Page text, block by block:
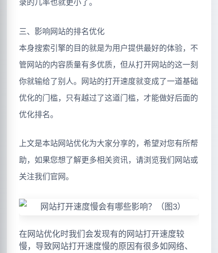
录的几率也就更小了。
三、影响网站的排名优化
本身搜索引擎的目的就是为用户提供最好的体验，不
管网站的内容质量有多优质，但从打开网站的这一刻
你就输给了别人。网站的打开速度就变成了一道基础
优化的门槛，只有越过了这道门槛，才能做好后面的
优化排名。
上文是本站网站优化为大家分享的，希望对您有所帮
助，如果您想了解更多相关资讯，请浏览我们网站或
关注我们官网。
在网站优化时我们会发现有的网站打开速度较
慢，导致网站打开速度慢的原因有很多如网络、